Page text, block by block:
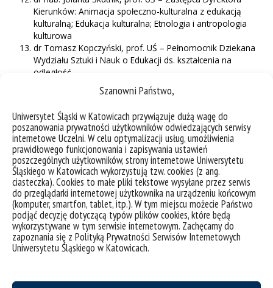
Szanowni Państwo,
Uniwersytet Śląski w Katowicach przywiązuje dużą wagę do
poszanowania prywatności użytkowników odwiedzających serwisy
internetowe Uczelni. W celu optymalizacji usług, umożliwienia
prawidłowego funkcjonowania i zapisywania ustawień
poszczególnych użytkowników, strony internetowe Uniwersytetu
Śląskiego w Katowicach wykorzystują tzw. cookies (z ang.
ciasteczka). Cookies to małe pliki tekstowe wysyłane przez serwis
do przeglądarki internetowej użytkownika na urządzeniu końcowym
(komputer, smartfon, tablet, itp.). W tym miejscu możecie Państwo
podjąć decyzję dotyczącą typów plików cookies, które będą
wykorzystywane w tym serwisie internetowym. Zachęcamy do
zapoznania się z Polityką Prywatności Serwisów Internetowych
Uniwersytetu Śląskiego w Katowicach.
Kierunków: Animacja społeczno-kulturalna z edukacją
kulturalną; Edukacja kulturalna; Etnologia i antropologia
kulturowa
dr Tomasz Kopczyński, prof. UŚ – Pełnomocnik Dziekana
Wydziału Sztuki i Nauk o Edukacji ds. kształcenia na
odległość
dr Magdalena Bełza-Gajdzica- Wydziałowy Koordynator ds.
dostosowania studiów
dr Dorota Prysak- Wydziałowy Koordynator ds. współpracy
z Interesariuszami
dr Adrian Robak, prof. UŚ- Pełnomocnik Dziekana Wydziału
Sztuki i Nauk o Edukacji ds. współpracy międzynarodowej
Oliwia Żytkowicz- Przewodnicząca Wydziałowej Rady
Samorządu Studenckiego